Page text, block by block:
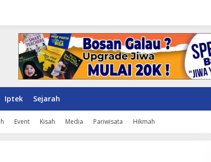
Iptek Sejarah
Event Kisah Media Pariwisata Hikmah